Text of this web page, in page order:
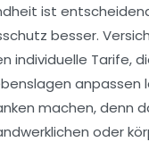
ist
besser.
individuelle Tarife,
anpassen
machen, denn
oder